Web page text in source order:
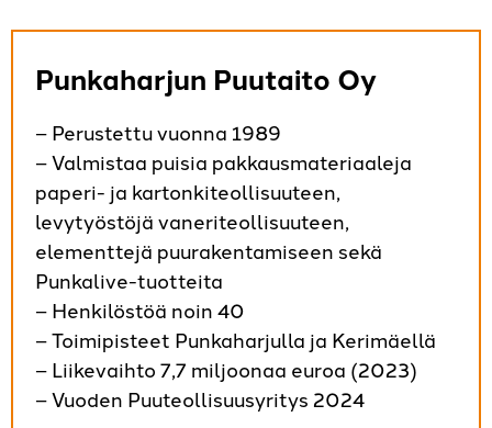
Punkaharjun Puutaito Oy
– Perustettu vuonna 1989
– Valmistaa puisia pakkausmateriaaleja
paperi- ja kartonkiteollisuuteen,
levytyöstöjä vaneriteollisuuteen,
elementtejä puurakentamiseen sekä
Punkalive-tuotteita
– Henkilöstöä noin 40
– Toimipisteet Punkaharjulla ja Kerimäellä
– Liikevaihto 7,7 miljoonaa euroa (2023)
– Vuoden Puuteollisuusyritys 2024